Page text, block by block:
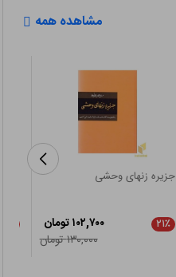
مشاهده همه
جزیره زنهای وحشی
۲۱٪
۱۰۲,۷۰۰ تومان
۱۳۰,۰۰۰ تومان